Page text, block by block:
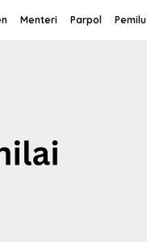
Menteri Parpol Pemilu